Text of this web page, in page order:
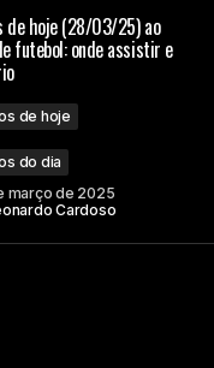
de hoje (28/03/25) ao
futebol: onde assistir e
de hoje
do dia
março de 2025
Cardoso